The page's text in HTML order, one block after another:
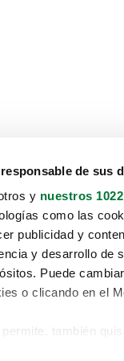
de sus
y nuestros
como las
publicidad y
y desarrollo de
Puede
o clicando en el
permite, también